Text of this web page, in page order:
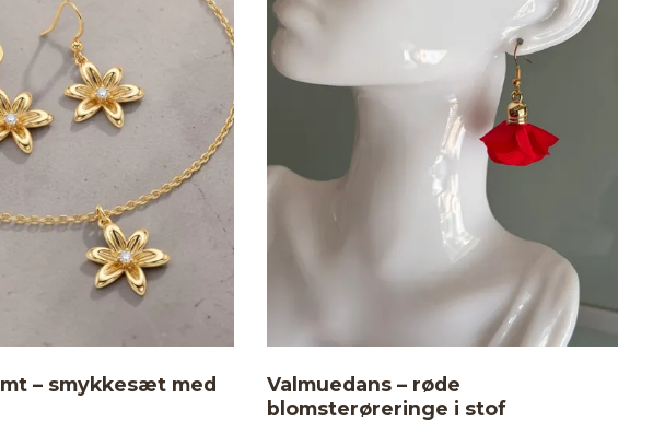
– smykkesæt med
Valmuedans – røde
blomsterøreringe i stof